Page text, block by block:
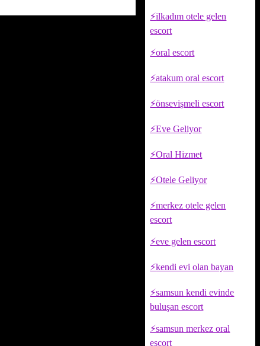
ilkadım otele gelen
escort
oral escort
atakum oral escort
önsevişmeli escort
Eve Geliyor
Oral Hizmet
Otele Geliyor
merkez otele gelen
escort
eve gelen escort
kendi evi olan bayan
samsun kendi evinde
buluşan escort
samsun merkez oral
escort